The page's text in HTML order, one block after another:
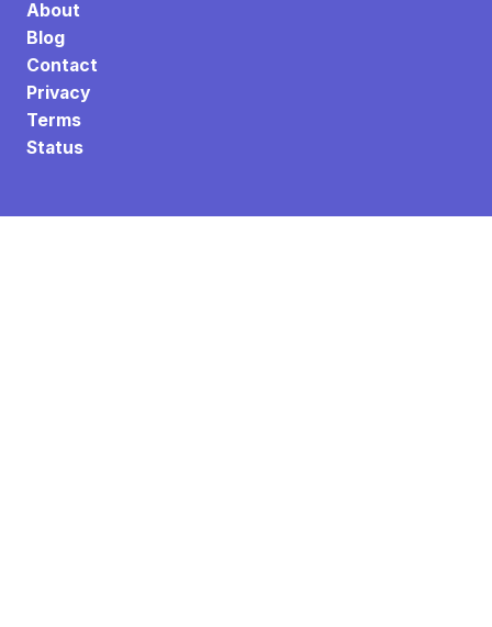
About
Blog
Contact
Privacy
Terms
Status